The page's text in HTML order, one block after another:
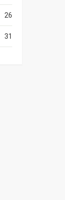
26
31